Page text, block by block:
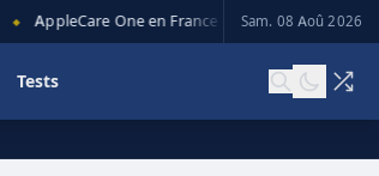
AppleCare One en France : prix, couverture et
Sam. 08 Aoû 2026
Tests